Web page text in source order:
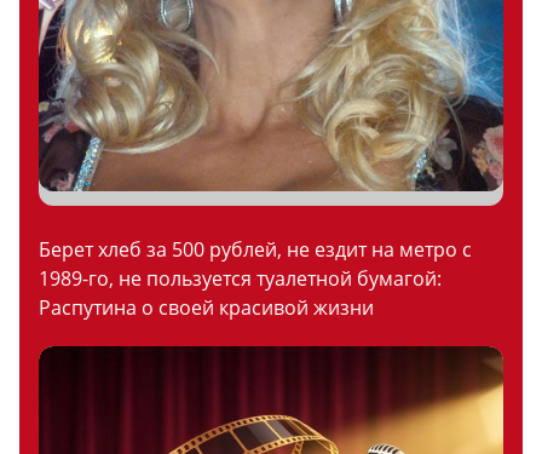
Берет хлеб за 500 рублей, не ездит на метро с
1989-го, не пользуется туалетной бумагой:
Распутина о своей красивой жизни